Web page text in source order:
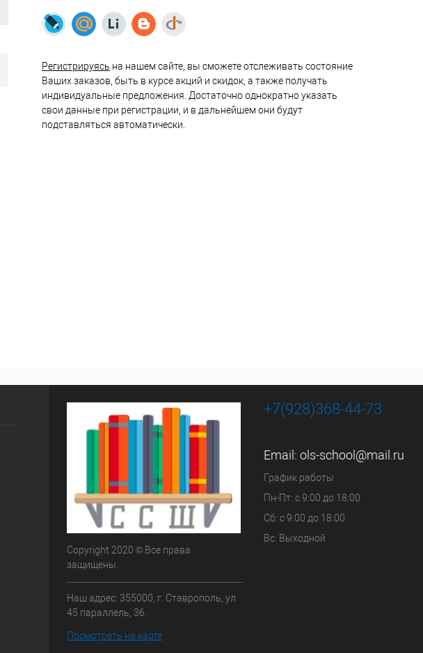
Регистрируясь на нашем сайте, вы сможете отслеживать состояние
Ваших заказов, быть в курсе акций и скидок, а также получать
индивидуальные предложения. Достаточно однократно указать
свои данные при регистрации, и в дальнейшем они будут
подставляться автоматически.
Copyright 2020 © Все права
защищены.
Наш адрес: 355000, г. Ставрополь, ул
45 параллель, 36.
Посмотреть на карте
+7(928)368-44-73
Email: ols-school@mail.ru
График работы
Пн-Пт: с 9:00 до 18:00
Сб: с 9:00 до 18:00
Вс: Выходной